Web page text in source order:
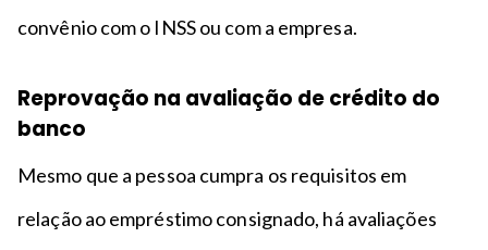
convênio com o INSS ou com a empresa.
Reprovação na avaliação de crédito do
banco
Mesmo que a pessoa cumpra os requisitos em
relação ao empréstimo consignado, há avaliações